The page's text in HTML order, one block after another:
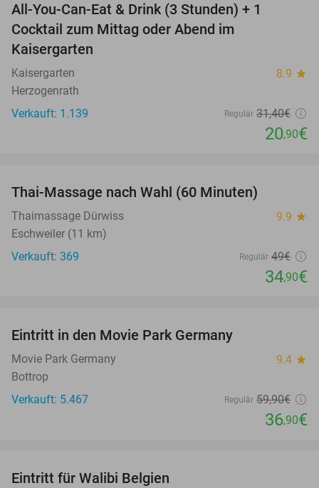
All-You-Can-Eat & Drink (3 Stunden) + 1
Cocktail zum Mittag oder Abend im
Kaisergarten
Kaisergarten 8.9 star
Herzogenrath
Verkauft: 1.139
Regulär 31,40€
20,90€
Thai-Massage nach Wahl (60 Minuten)
Thaimassage Dürwiss 9.9 star
Eschweiler (11 km)
Verkauft: 369
Regulär 49€
34,90€
Eintritt in den Movie Park Germany
Movie Park Germany 9.4 star
Bottrop
Verkauft: 5.467
Regulär 59,90€
36,90€
Eintritt für Walibi Belgien